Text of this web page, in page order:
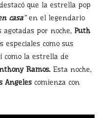
que la estrella pop
casa” en el legendario
agotadas por noche, Puth
especiales como sus
como la estrella de
Ramos. Esta noche,
Angeles comienza con